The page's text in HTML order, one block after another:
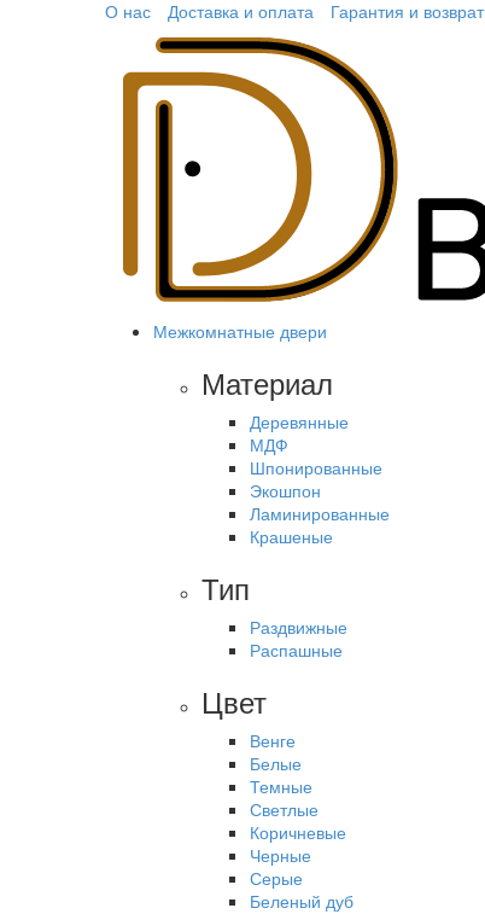
О нас Доставка и оплата Гарантия и возврат
Межкомнатные двери
Материал
Деревянные
МДФ
Шпонированные
Экошпон
Ламинированные
Крашеные
Тип
Раздвижные
Распашные
Цвет
Венге
Белые
Темные
Светлые
Коричневые
Черные
Серые
Беленый дуб